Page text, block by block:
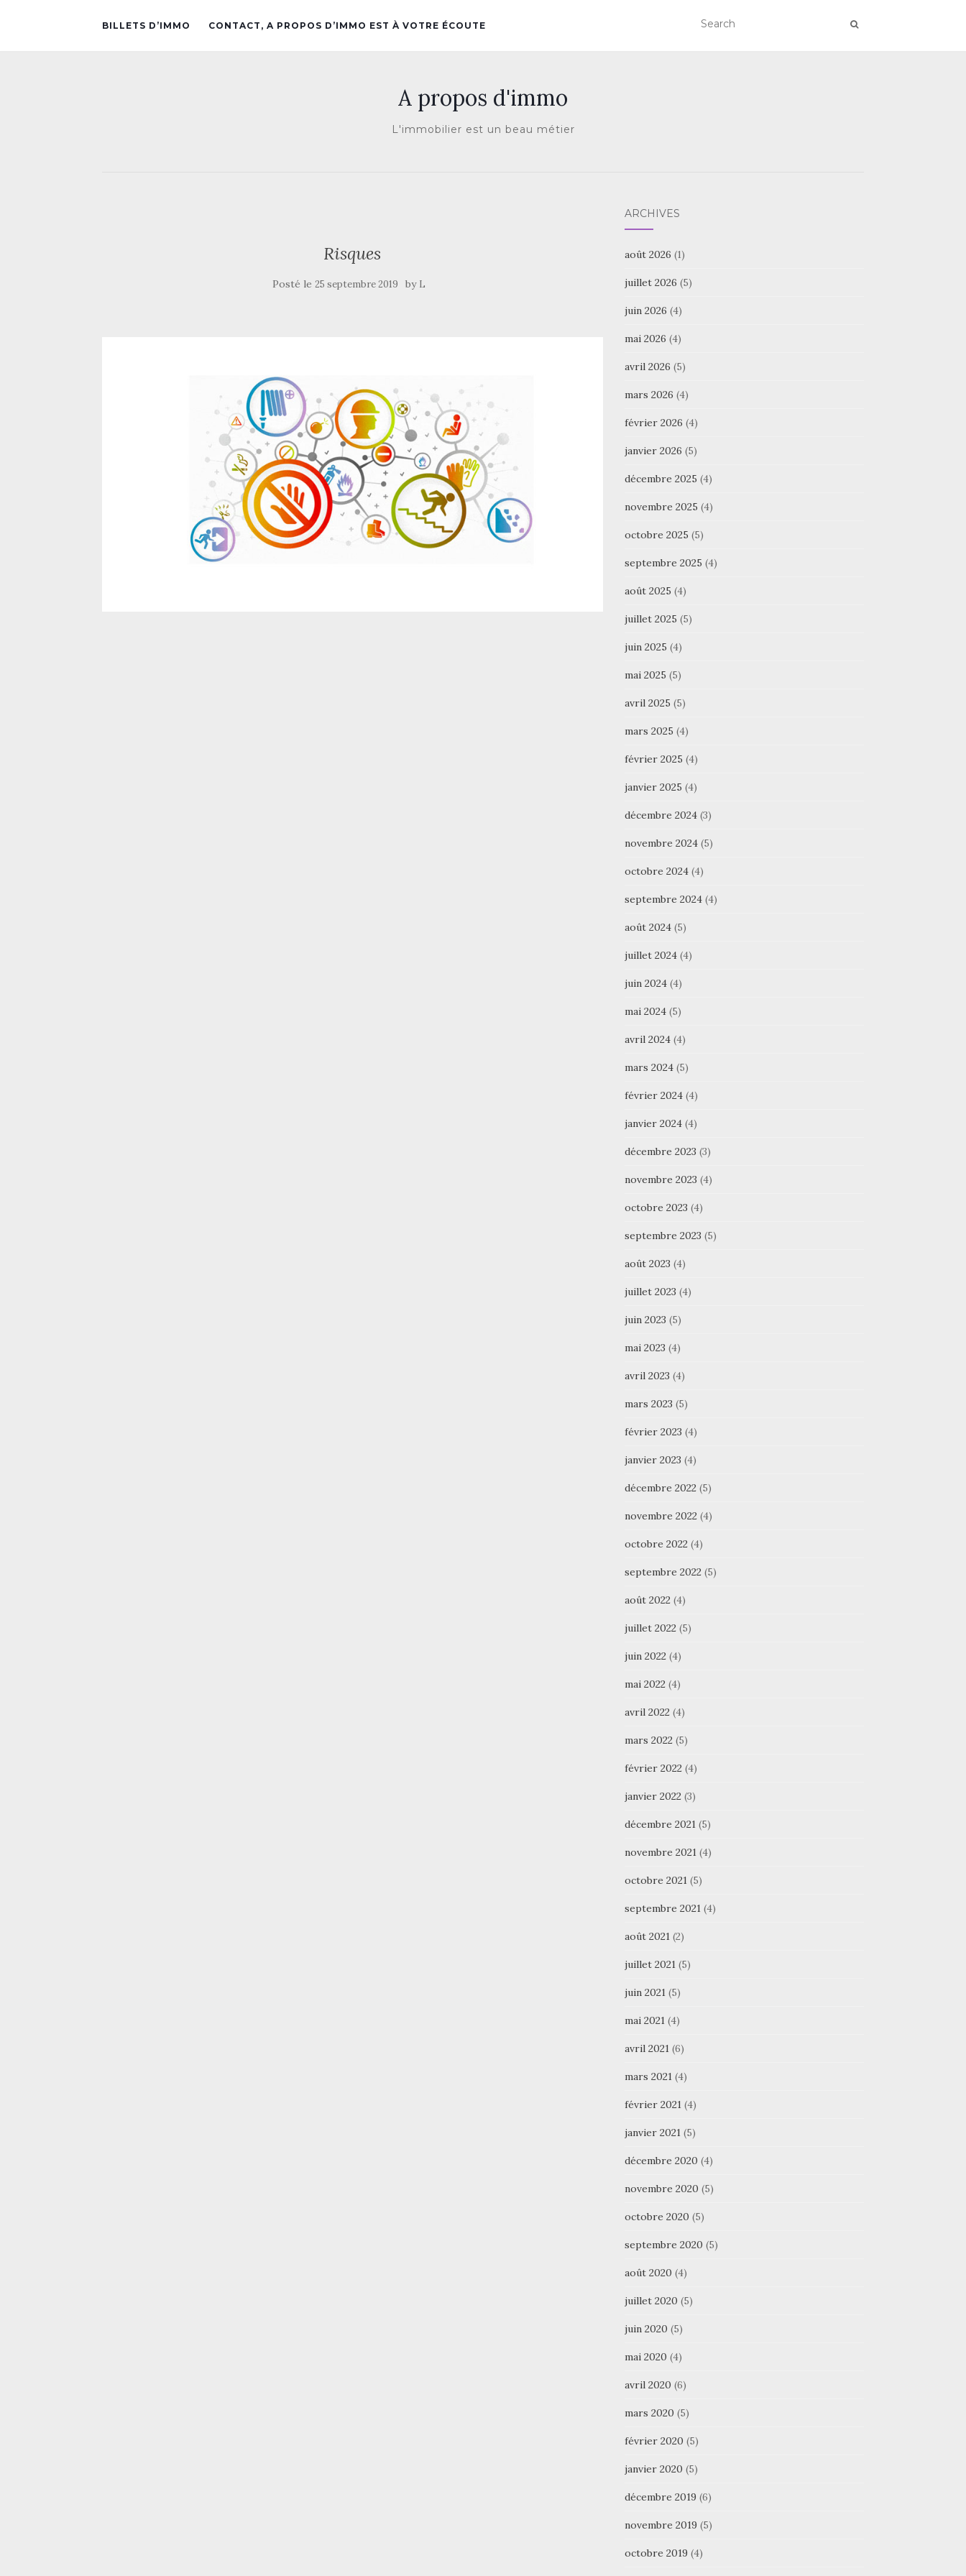
BILLETS D’IMMO CONTACT, A PROPOS D’IMMO EST À VOTRE ÉCOUTE
A propos d'immo
L'immobilier est un beau métier
Risques
Posté le 25 septembre 2019 by L
ARCHIVES
août 2026 (1)
juillet 2026 (5)
juin 2026 (4)
mai 2026 (4)
avril 2026 (5)
mars 2026 (4)
février 2026 (4)
janvier 2026 (5)
décembre 2025 (4)
novembre 2025 (4)
octobre 2025 (5)
septembre 2025 (4)
août 2025 (4)
juillet 2025 (5)
juin 2025 (4)
mai 2025 (5)
avril 2025 (5)
mars 2025 (4)
février 2025 (4)
janvier 2025 (4)
décembre 2024(3)
novembre 2024(5)
octobre 2024(4)
septembre 2024(4)
août 2024(5)
juillet 2024(4)
juin 2024(4)
mai 2024(5)
avril 2024(4)
mars 2024(5)
février 2024(4)
janvier 2024(4)
décembre 2023 (3)
novembre 2023 (4)
octobre 2023 (4)
septembre 2023 (5)
août 2023 (4)
juillet 2023 (4)
juin 2023 (5)
mai 2023 (4)
avril 2023 (4)
mars 2023 (5)
février 2023 (4)
janvier 2023 (4)
décembre 2022 (5)
novembre 2022 (4)
octobre 2022 (4)
septembre 2022 (5)
août 2022 (4)
juillet 2022 (5)
juin 2022 (4)
mai 2022 (4)
avril 2022 (4)
mars 2022 (5)
février 2022 (4)
janvier 2022 (3)
décembre 2021(5)
novembre 2021(4)
octobre 2021(5)
septembre 2021(4)
août 2021(2)
juillet 2021(5)
juin 2021(5)
mai 2021(4)
avril 2021(6)
mars 2021(4)
février 2021(4)
janvier 2021(5)
décembre 2020 (4)
novembre 2020 (5)
octobre 2020 (5)
septembre 2020 (5)
août 2020 (4)
juillet 2020 (5)
juin 2020 (5)
mai 2020 (4)
avril 2020 (6)
mars 2020 (5)
février 2020 (5)
janvier 2020 (5)
décembre 2019 (6)
novembre 2019 (5)
octobre 2019 (4)